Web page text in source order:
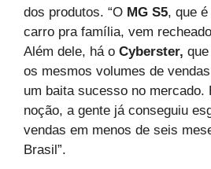
dos produtos. “O MG S5, que
carro pra família, vem
Além dele, há o Cyberster,
os mesmos volumes de
um baita sucesso no mercado.
noção, a gente já conseguiu
vendas em menos de seis
Brasil”.